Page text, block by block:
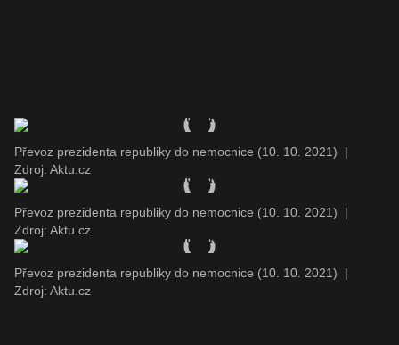
Převoz prezidenta republiky do nemocnice (10. 10. 2021)
|
Zdroj: Aktu.cz
Převoz prezidenta republiky do nemocnice (10. 10. 2021)
|
Zdroj: Aktu.cz
Převoz prezidenta republiky do nemocnice (10. 10. 2021)
|
Zdroj: Aktu.cz